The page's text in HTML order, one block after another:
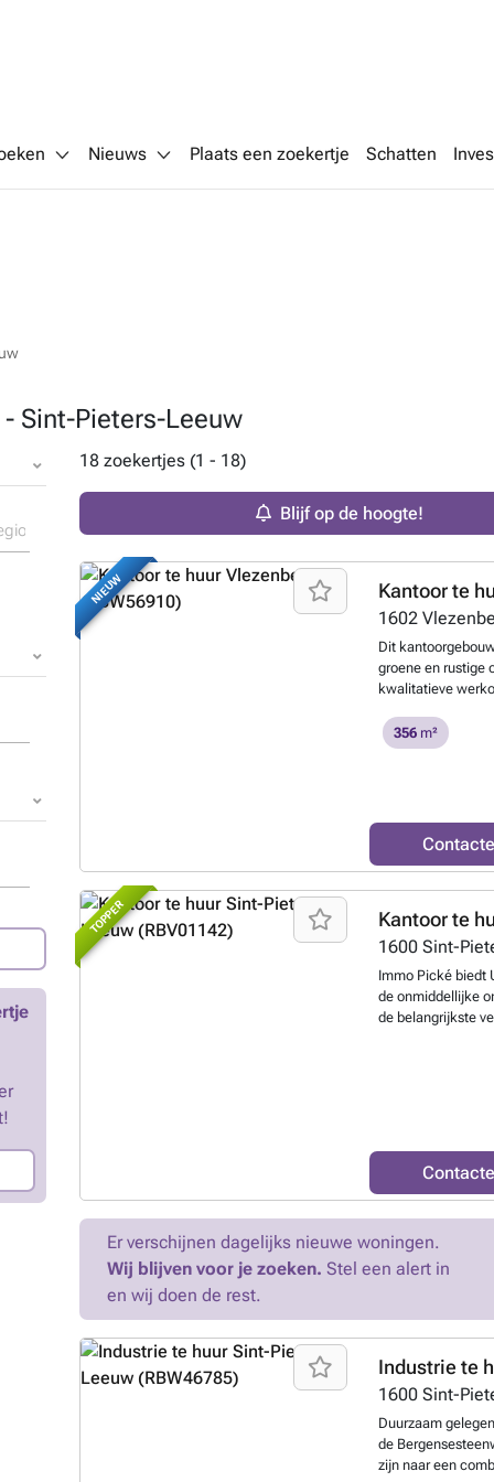
Nieuws Plaats een zoekertje Schatten
Sint-Pieters-Leeuw
18 zoekertjes (1 - 18)
Blijf op de hoogte!
NIEUW Kantoor te
1602
Dit
groene en rustige
kwalitatieve
Het gebouw
bedrijven,
harmonieus
genieten
boeten aan
gerenoveerd in
te delen
omvat onder
dakramen, wat
werkomgeving.
verwarming als
beschikt niet over
voorbereid voor
8.287,50,
de
wordt later
ondernemingen
instapklare
356 m²
TOPPER Kantoor te
1600 Sint-
Immo Pické biedt
de onmiddellijke
de belangrijkste
van 80 euro voor
Er verschijnen dagelijks nieuwe woningen.
Wij blijven voor je zoeken. Stel een alert in
en wij doen de rest.
Industrie te
1600 Sint-
Duurzaam
de
zijn naar een